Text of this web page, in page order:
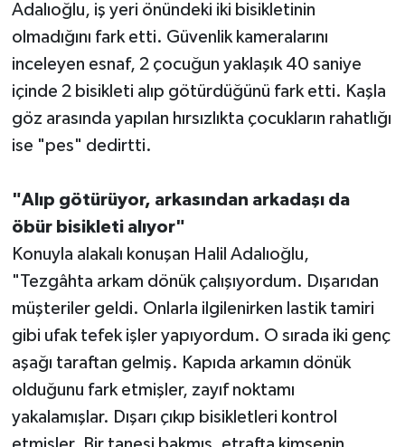
Adalıoğlu, iş yeri önündeki iki bisikletinin
olmadığını fark etti. Güvenlik kameralarını
inceleyen esnaf, 2 çocuğun yaklaşık 40 saniye
içinde 2 bisikleti alıp götürdüğünü fark etti. Kaşla
göz arasında yapılan hırsızlıkta çocukların rahatlığı
ise "pes" dedirtti.
"Alıp götürüyor, arkasından arkadaşı da
öbür bisikleti alıyor"
Konuyla alakalı konuşan Halil Adalıoğlu,
"Tezgâhta arkam dönük çalışıyordum. Dışarıdan
müşteriler geldi. Onlarla ilgilenirken lastik tamiri
gibi ufak tefek işler yapıyordum. O sırada iki genç
aşağı taraftan gelmiş. Kapıda arkamın dönük
olduğunu fark etmişler, zayıf noktamı
yakalamışlar. Dışarı çıkıp bisikletleri kontrol